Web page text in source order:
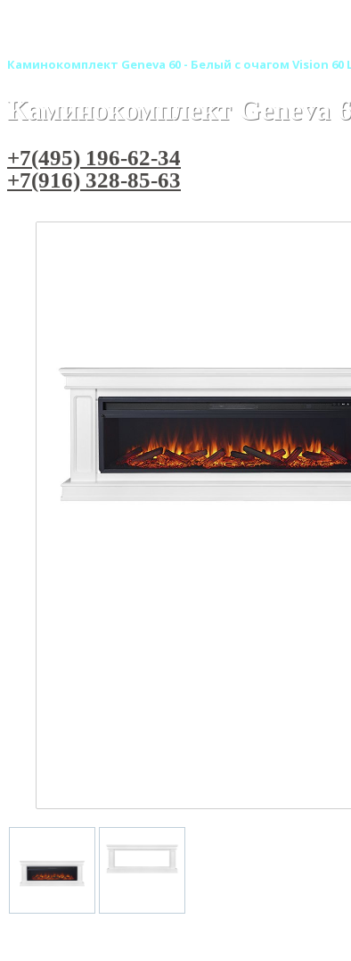
Каминокомплект Geneva 60 - Белый с очагом Vision 60
Каминокомплект Geneva
+7(495) 196-62-34
+7(916) 328-85-63